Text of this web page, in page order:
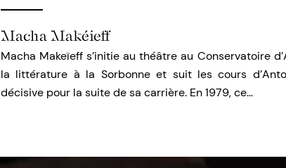
Macha Makéieff
Macha Makeïeff s’initie au théâtre au Conservatoire
la littérature à la Sorbonne et suit les cours
décisive pour la suite de sa carrière. En 1979, ce…